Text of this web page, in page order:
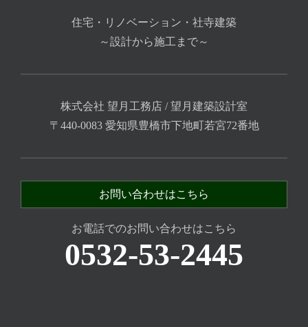
住宅・リノベーション・社寺建築
～設計から施工まで～
株式会社 望月工務店 / 望月建築設計室
〒440-0083 愛知県豊橋市下地町若宮72番地
お問い合わせはこちら
お電話でのお問い合わせはこちら
0532-53-2445